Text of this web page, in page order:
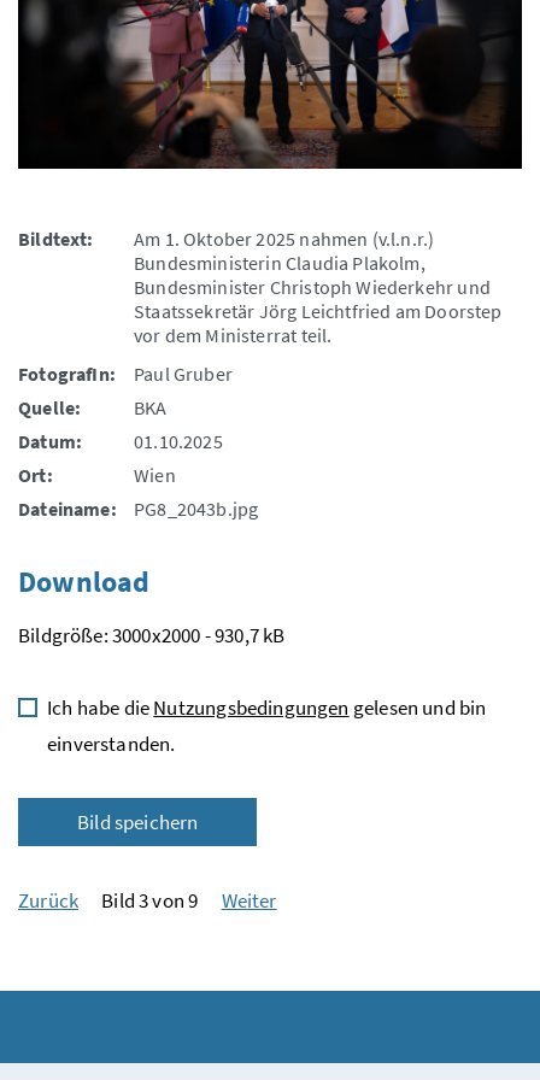
Bildtext:
Am 1. Oktober 2025 nahmen (v.l.n.r.)
Bundesministerin Claudia Plakolm,
Bundesminister Christoph Wiederkehr und
Staatssekretär Jörg Leichtfried am Doorstep
vor dem Ministerrat teil.
FotografIn:
Paul Gruber
Quelle:
BKA
Datum:
01.10.2025
Ort:
Wien
Dateiname:
PG8_2043b.jpg
Download
Bildgröße: 3000x2000 - 930,7 kB
Ich habe dieNutzungsbedingungen gelesen und bin
einverstanden.
Bild speichern
Zurück Bild 3 von 9 Weiter